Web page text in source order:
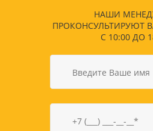
НАШИ
ПРОКОНСУЛЬТИРУЮТ
С 10:00 ДО